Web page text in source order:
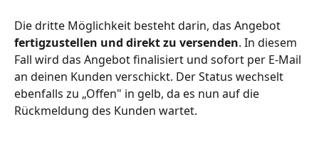
Die dritte Möglichkeit besteht darin, das Angebot
fertigzustellen und direkt zu versenden. In diesem
Fall wird das Angebot finalisiert und sofort per E-Mail
an deinen Kunden verschickt. Der Status wechselt
ebenfalls zu „Offen" in gelb, da es nun auf die
Rückmeldung des Kunden wartet.